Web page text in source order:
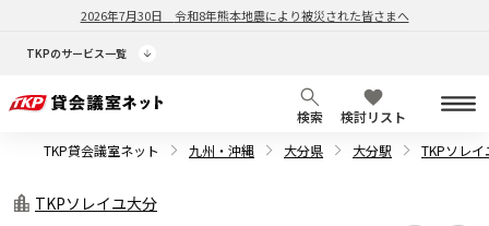
2026年7月30日 令和8年熊本地震により被災された皆さまへ
TKPのサービス一覧
検索
検討リスト
TKP貸会議室ネット
九州・沖縄 大分県 大分駅 TKPソレイ
TKPソレイユ大分